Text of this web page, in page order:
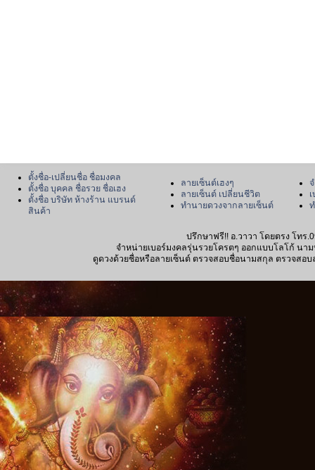
ตั้งชื่อ-เปลี่ยนชื่อ ชื่อมงคล
ตั้งชื่อ บุคคล ชื่อรวย ชื่อเฮง
ตั้งชื่อ บริษัท ห้างร้าน แบรนด์
สินค้า
ลายเซ็นต์เฮงๆ
ลายเซ็นต์ เปลี่ยนชีวิต
ทำนายดวงจากลายเซ็นต์
ปรึกษาฟรี!! อ.วาวา โดยตรง โทร
จำหน่ายเบอร์มงคลรุ่นรวยโครตๆ ออกแบบโลโก้ นา
ดูดวงด้วยชื่อหรือลายเซ็นต์ ตรวจสอบชื่อนามสกุล ตรวจสอ